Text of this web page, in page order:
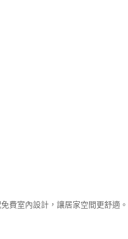
費室內設計，讓居家空間更舒適。